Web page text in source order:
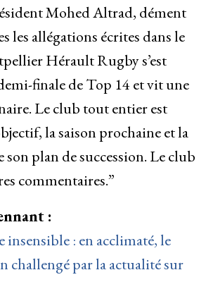
Mohed Altrad, dément
les allégations écrites dans le
Hérault Rugby s’est
finale de Top 14 et vit une
Le club tout entier est
la saison prochaine et la
plan de succession. Le club
commentaires.”
:
: en acclimaté, le
challengé par la actualité sur